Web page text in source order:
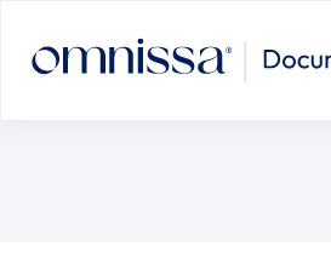
データベースのバ